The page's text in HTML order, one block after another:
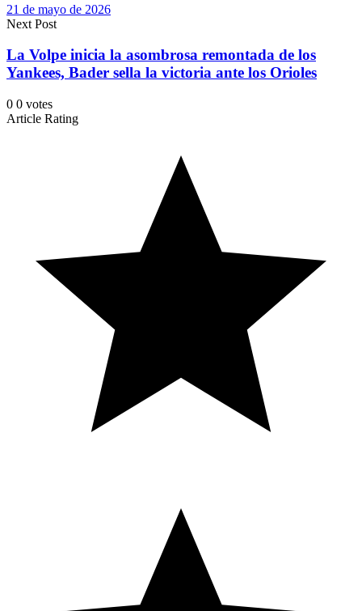
21 de mayo de 2026
Next Post
La Volpe inicia la asombrosa remontada de los
Yankees, Bader sella la victoria ante los Orioles
0 0 votes
Article Rating